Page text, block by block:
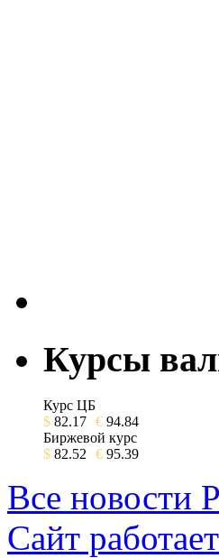
Курсы
Курс ЦБ
$ 82.17 € 94.84
Биржевой курс
$ 82.52 € 95.39
Все новости
Сайт